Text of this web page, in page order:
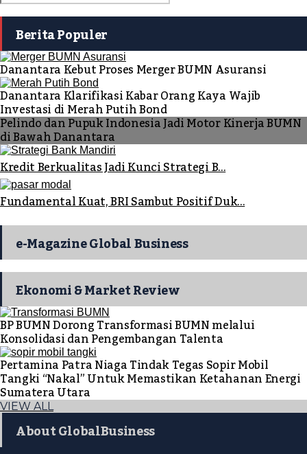
Berita Populer
Danantara Kebut Proses Merger BUMN Asuransi
Danantara Klarifikasi Kabar Orang Kaya Wajib
Investasi di Merah Putih Bond
Pelindo dan Pupuk Indonesia Jadi Motor Kinerja BUMN
di Bawah Danantara
Kredit Berkualitas Jadi Kunci Strategi B...
Fundamental Kuat, BRI Sambut Positif Duk...
e-Magazine Global Business
Ekonomi & Market Review
BP BUMN Dorong Transformasi BUMN melalui
Konsolidasi dan Pengembangan Talenta
Pertamina Patra Niaga Tindak Tegas Sopir Mobil
Tangki “Nakal” Untuk Memastikan Ketahanan Energi
Sumatera Utara
VIEW ALL
About GlobalBusiness